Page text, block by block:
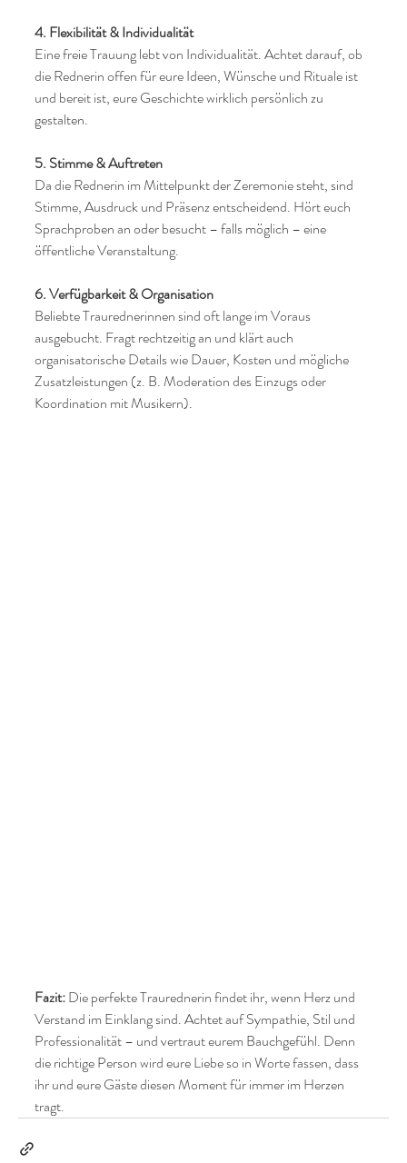
4. Flexibilität & Individualität
Eine freie Trauung lebt von Individualität. Achtet darauf, ob
die Rednerin offen für eure Ideen, Wünsche und Rituale ist
und bereit ist, eure Geschichte wirklich persönlich zu
gestalten.
5. Stimme & Auftreten
Da die Rednerin im Mittelpunkt der Zeremonie steht, sind
Stimme, Ausdruck und Präsenz entscheidend. Hört euch
Sprachproben an oder besucht – falls möglich – eine
öffentliche Veranstaltung.
6. Verfügbarkeit & Organisation
Beliebte Traurednerinnen sind oft lange im Voraus
ausgebucht. Fragt rechtzeitig an und klärt auch
organisatorische Details wie Dauer, Kosten und mögliche
Zusatzleistungen (z. B. Moderation des Einzugs oder
Koordination mit Musikern).
Fazit: Die perfekte Traurednerin findet ihr, wenn Herz und
Verstand im Einklang sind. Achtet auf Sympathie, Stil und
Professionalität – und vertraut eurem Bauchgefühl. Denn
die richtige Person wird eure Liebe so in Worte fassen, dass
ihr und eure Gäste diesen Moment für immer im Herzen
tragt.